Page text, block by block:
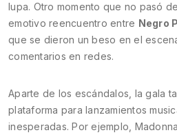
lupa. Otro momento que no pasó
emotivo reencuentro entre Negro
que se dieron un beso en el
comentarios en redes.
Aparte de los escándalos, la gala
plataforma para lanzamientos
inesperadas. Por ejemplo,